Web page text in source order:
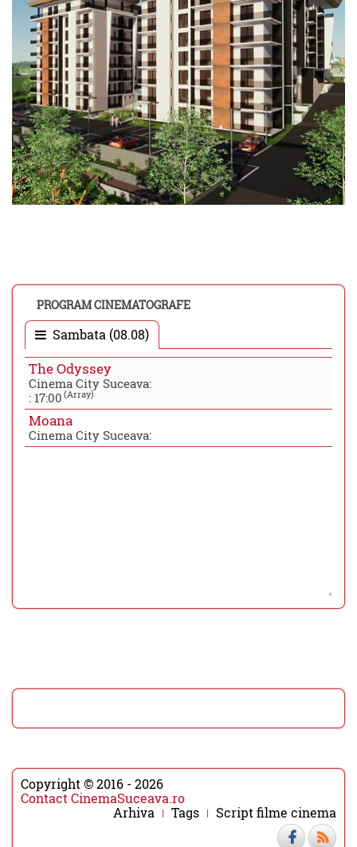
PROGRAM CINEMATOGRAFE
Sambata (08.08)
The Odyssey
Cinema City Suceava:
: 17:00 (Array)
Moana
Cinema City Suceava:
Copyright © 2016 - 2026
Contact CinemaSuceava.ro
Arhiva
Tags Script filme cinema